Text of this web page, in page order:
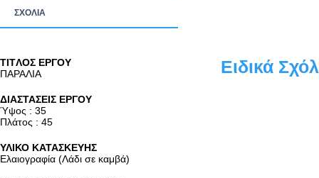
ΣΧΟΛΙΑ
TITΛΟΣ ΕΡΓΟΥ
ΠΑΡΑΛΙΑ
ΔΙΑΣΤΑΣΕΙΣ ΕΡΓΟΥ
Ύψος : 35
Πλάτος : 45
ΥΛΙΚΟ ΚΑΤΑΣΚΕΥΗΣ
Ελαιογραφία (Λάδι σε καμβά)
Ειδικά